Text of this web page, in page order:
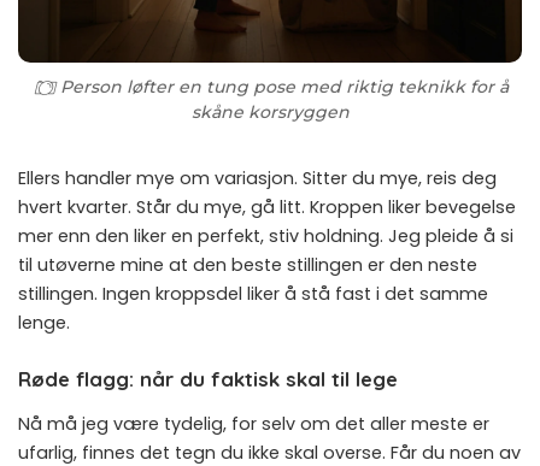
Person løfter en tung pose med riktig teknikk for å
skåne korsryggen
Ellers handler mye om variasjon. Sitter du mye, reis deg
hvert kvarter. Står du mye, gå litt. Kroppen liker bevegelse
mer enn den liker en perfekt, stiv holdning. Jeg pleide å si
til utøverne mine at den beste stillingen er den neste
stillingen. Ingen kroppsdel liker å stå fast i det samme
lenge.
Røde flagg: når du faktisk skal til lege
Nå må jeg være tydelig, for selv om det aller meste er
ufarlig, finnes det tegn du ikke skal overse. Får du noen av